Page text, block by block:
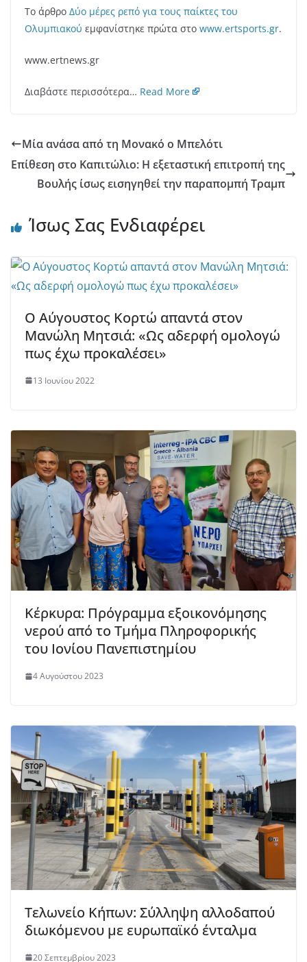
Το άρθρο Δύο μέρες ρεπό για τους παίκτες του
Ολυμπιακού εμφανίστηκε πρώτα στο www.ertsports.gr.
www.ertnews.gr
Διαβάστε περισσότερα… Read More
Μία ανάσα από τη Μονακό ο Μπελότι
Επίθεση στο Καπιτώλιο: Η εξεταστική επιτροπή της
Βουλής ίσως εισηγηθεί την παραπομπή Τραμπ
Ίσως Σας Ενδιαφέρει
O Αύγουστος Κορτώ απαντά στον
Μανώλη Μητσιά: «Ως αδερφή ομολογώ
πως έχω προκαλέσει»
13 Ιουνίου 2022
Κέρκυρα: Πρόγραμμα εξοικονόμησης
νερού από το Τμήμα Πληροφορικής
του Ιονίου Πανεπιστημίου
4 Αυγούστου 2023
Τελωνείο Κήπων: Σύλληψη αλλοδαπού
διωκόμενου με ευρωπαϊκό ένταλμα
20 Σεπτεμβρίου 2023